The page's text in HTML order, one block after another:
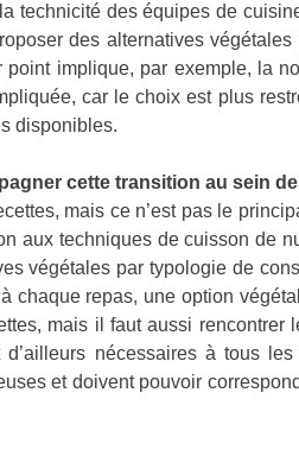
technicité des équipes de
des alternatives
implique, par exemple, la
car le choix est plus
disponibles.
cette transition au sein
mais ce n’est pas le
aux techniques de cuisson de
végétales par typologie de
chaque repas, une option
mais il faut aussi rencontrer
nécessaires à tous
et doivent pouvoir